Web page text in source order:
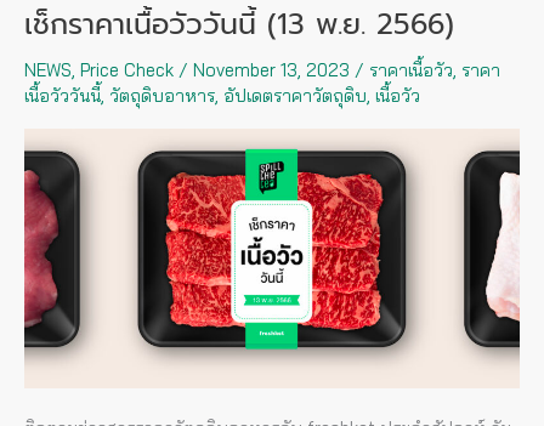
เช็กราคาเนื้อวัววันนี้ (13 พ.ย. 2566)
NEWS Price Check / November 13, 2023 / ราคาเนื้อวัว ราคา
เนื้อวัววันนี้ วัตถุดิบอาหาร อัปเดตราคาวัตถุดิบ เนื้อวัว
เช็
คา
เนื้อ
วัว
วัน
นี้
(13
พ.ย.
2566)